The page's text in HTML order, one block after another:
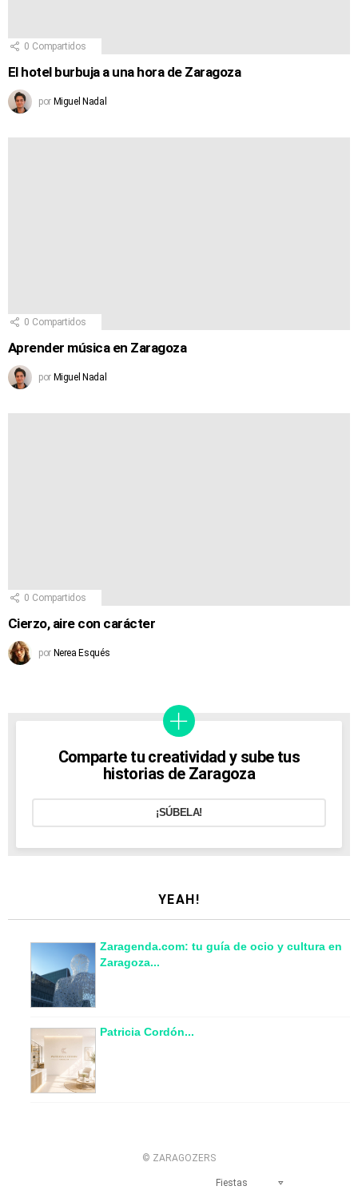
0 Compartidos
El hotel burbuja a una hora de Zaragoza
por Miguel Nadal
0 Compartidos
Aprender música en Zaragoza
por Miguel Nadal
0 Compartidos
Cierzo, aire con carácter
por Nerea Esqués
Comparte tu creatividad y sube tus
historias de Zaragoza
¡SÚBELA!
YEAH!
Zaragenda.com: tu guía de ocio y cultura en
Zaragoza...
Patricia Cordón...
© ZARAGOZERS
Fiestas